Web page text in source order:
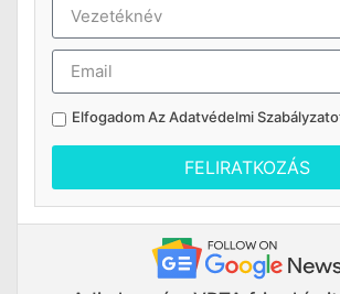
Elfogadom AzAdatvédelmi
FELIRATKOZÁS